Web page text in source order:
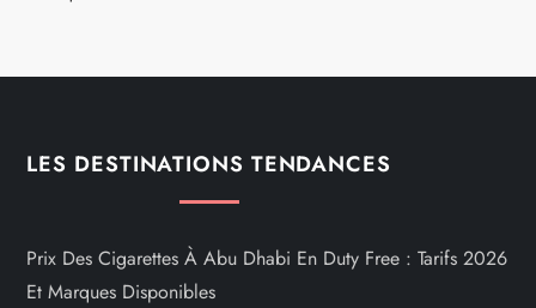
LES DESTINATIONS TENDANCES
Prix Des Cigarettes À Abu Dhabi En Duty Free : Tarifs 2026
Et Marques Disponibles